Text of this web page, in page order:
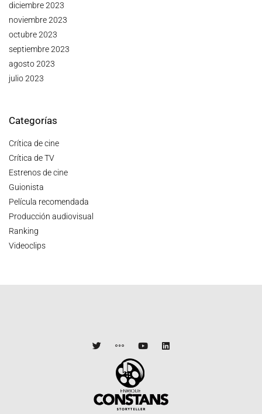
diciembre 2023
noviembre 2023
octubre 2023
septiembre 2023
agosto 2023
julio 2023
Categorías
Crítica de cine
Crítica de TV
Estrenos de cine
Guionista
Película recomendada
Producción audiovisual
Ranking
Videoclips